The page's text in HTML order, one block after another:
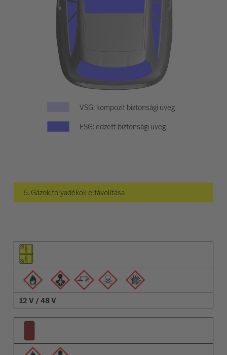
VSG: kompozit biztonsági üveg
ESG: edzett biztonsági üveg
5. Gázok,folyadékok eltávolítása
Elem piktogramja
Figyelmeztetések piktogramja
Leírás
12 V / 48 V